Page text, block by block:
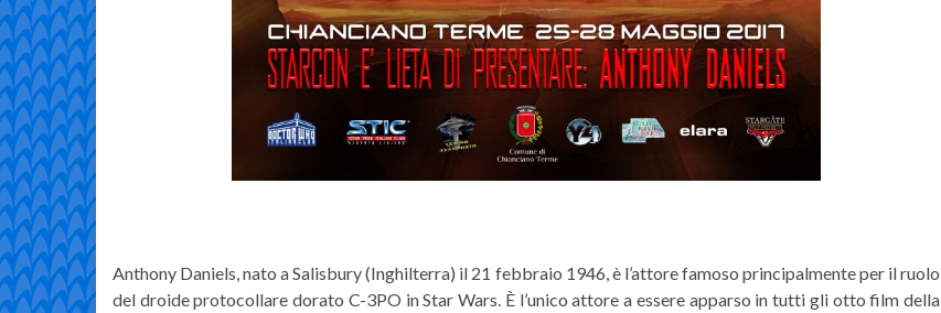
Anthony Daniels, nato a Salisbury (Inghilterra) il 21 febbraio 1946, è l’attore famoso principalmente per il ruolo
del droide protocollare dorato C-3PO in Star Wars. È l’unico attore a essere apparso in tutti gli otto film della